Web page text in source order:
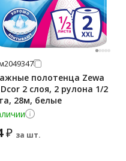
полотенца Zewa
Dcor 2 слоя, 2 рулона 1/2
28м, белые
₽ за шт.